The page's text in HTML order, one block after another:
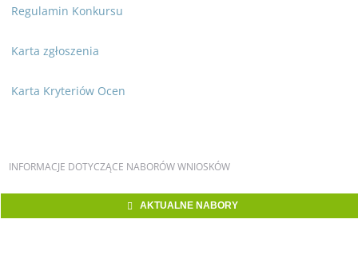
Regulamin Konkursu
Karta zgłoszenia
Karta Kryteriów Ocen
INFORMACJE DOTYCZĄCE NABORÓW WNIOSKÓW
AKTUALNE NABORY